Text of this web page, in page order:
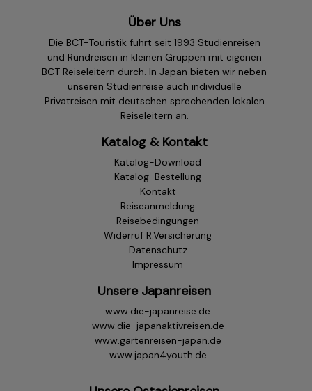
Tarif ohne Selbstbeteiligung bis 65 Jahre = 7 % des
Versicherungsbedingungen & Produktionformationsblatt
Jahresversicherung RRV Deutschland +Österreich
Versicherungsbedingungen & Produktinformationsblatt
Über Uns
Die BCT-Touristik führt seit 1993 Studienreisen
und Rundreisen in kleinen Gruppen mit eigenen
BCT Reiseleitern durch. In Japan bieten wir neben
unseren Studienreise auch individuelle
Privatreisen mit deutschen sprechenden lokalen
Reiseleitern an.
Katalog & Kontakt
Katalog-Download
Katalog-Bestellung
Kontakt
Reiseanmeldung
Reisebedingungen
Widerruf R.Versicherung
Datenschutz
Impressum
Unsere Japanreisen
www.die-japanreise.de
www.die-japanaktivreisen.de
www.gartenreisen-japan.de
www.japan4youth.de